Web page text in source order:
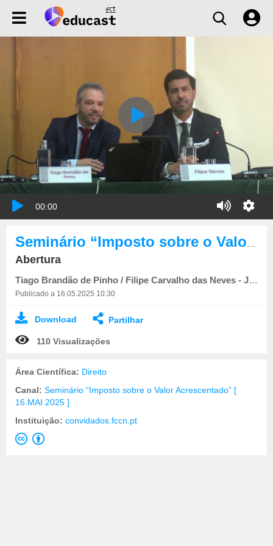
00:00
Abertura
Tiago Brandão de Pinho / Filipe Carvalho das Neves - Juízes Desembargadores / Docentes CEJ
Publicado a 16.05.2025 10:30
Download Partilhar
110 Visualizações
Área Científica: Direito
Canal: Seminário “Imposto sobre o Valor Acrescentado” [
16.MAI.2025 ]
Instituição: convidados.fccn.pt